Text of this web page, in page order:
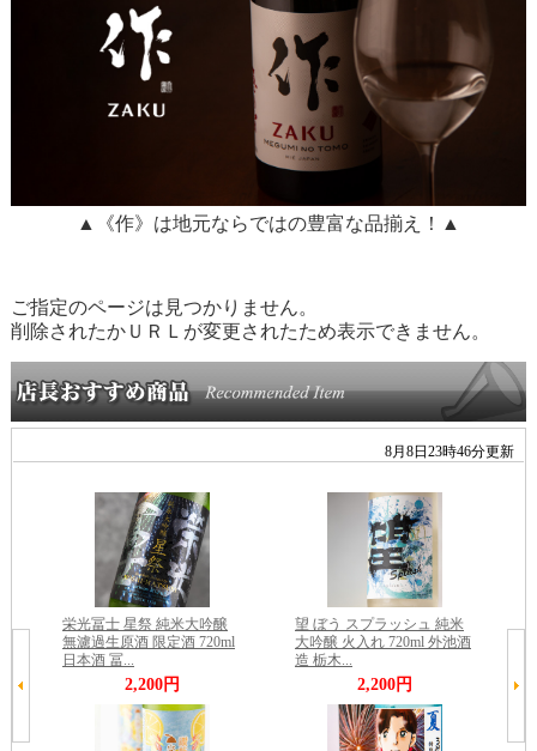
▲《作》は地元ならではの豊富な品揃え！▲
ご指定のページは見つかりません。
削除されたかＵＲＬが変更されたため表示できません。